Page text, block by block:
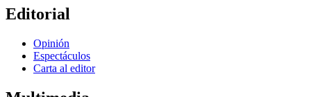
Editorial
Opinión
Espectáculos
Carta al editor